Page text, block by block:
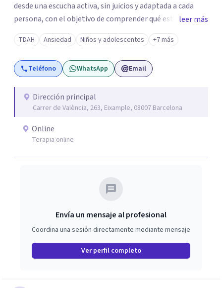
desde una escucha activa, sin juicios y adaptada a cada
persona, con el objetivo de comprender qué está
ocurriendo y facilitar herramientas para avanzar con
mayor equilibrio y bienestar. La intervención se realiza en
un entorno confidencial y tranquilo, cuidando el ritmo y
las necesidades de cada proceso terapéutico. En Centro
el trauma, la depresión y otros retos emocionales, así
como procesos de crecimiento personal y
respetuoso, humano y orientado a generar un espacio de
leer más
TDAH Ansiedad Niños y adolescentes +7 más
Teléfono WhatsApp Email
Dirección principal
Carrer de València, 263, Eixample, 08007 Barcelona
Online
Terapia online
Envía un mensaje al profesional
Coordina una sesión directamente mediante mensaje
Ver perfil completo